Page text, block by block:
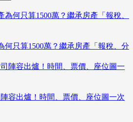
何只算1500萬？繼承房產「報稅、分
容出爐！時間、票價、座位圖一次